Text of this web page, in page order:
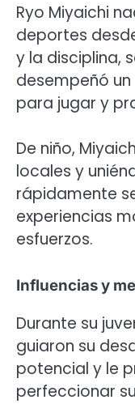
Ryo Miyaichi
deportes
y la disciplina,
desempeñó
para jugar y
De niño,
locales y
rápidamente
experiencias
esfuerzos.
Influencias y
Durante su
guiaron su
potencial y le
perfeccionar